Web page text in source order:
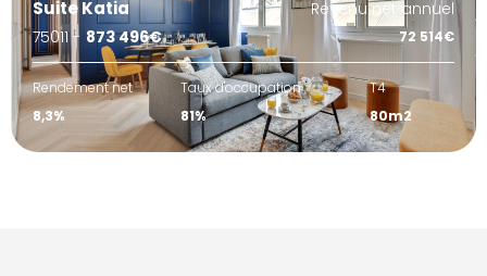
Suite Katia
75011 - 873 496€
Revenu net annuel
72 514€
Rendement net
8,3%
Taux d'occupation
81%
T4
80m2